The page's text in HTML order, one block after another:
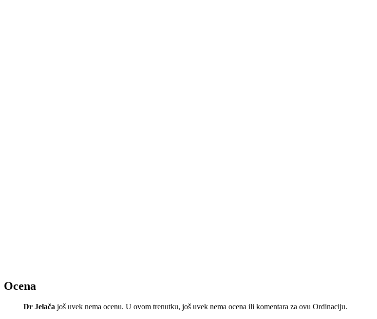
Ocena
Dr Jelača još uvek nema ocenu. U ovom trenutku, još uvek nema ocena ili komentara za ovu Ordinaciju.